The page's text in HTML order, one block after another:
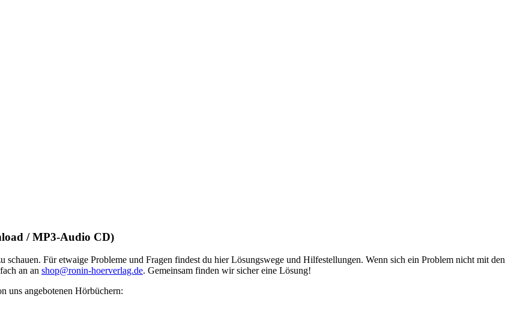
/ MP3-Audio CD)
Für etwaige Probleme und Fragen findest du hier Lösungswege und Hilfestellungen. Wenn sich ein Problem nicht mit den
an an shop@ronin-hoerverlag.de. Gemeinsam finden wir sicher eine Lösung!
uns angebotenen Hörbüchern: